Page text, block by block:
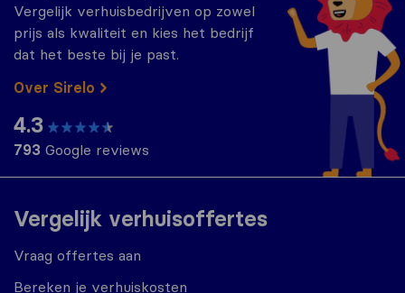
Vergelijk verhuisoffertes
Vraag offertes aan
Bereken je verhuiskosten
Vergelijk verhuisbedrijven op zowel
prijs als kwaliteit en kies het bedrijf
dat het beste bij je past.
Over Sirelo
4.3
793 Google reviews